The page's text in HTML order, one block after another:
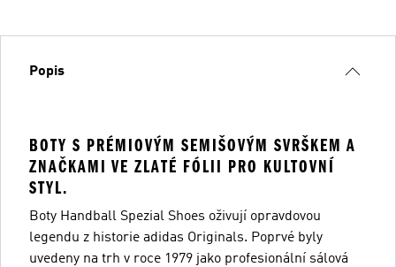
Popis
BOTY S PRÉMIOVÝM SEMIŠOVÝM SVRŠKEM A
ZNAČKAMI VE ZLATÉ FÓLII PRO KULTOVNÍ
STYL.
Boty Handball Spezial Shoes oživují opravdovou
legendu z historie adidas Originals. Poprvé byly
uvedeny na trh v roce 1979 jako profesionální sálová